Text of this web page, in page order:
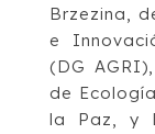
Brzezina,
e
(DG
de
la Paz, y